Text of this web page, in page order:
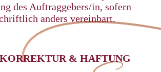
des Auftraggebers/in, sofern
anders vereinbart.
& HAFTUNG